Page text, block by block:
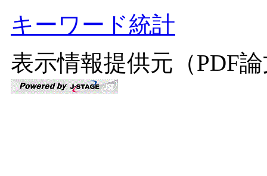
キーワード統計
表示情報提供元（PDF